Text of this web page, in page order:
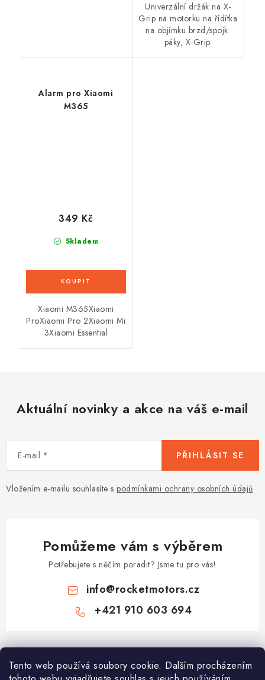
Tento web používá soubory cookie. Dalším procházením
Univerzální držák na X-
Grip na motorku na řídítka
na objímku brzd/spojk.
páky, X-Grip.
Alarm pro Xiaomi
M365
Skladem
349 Kč
Xiaomi M365Xiaomi
ProXiaomi Pro 2Xiaomi Mi
3Xiaomi Essential
Aktuální novinky a akce na váš e-mail
E-mail
Vložením e-mailu souhlasíte s podmínkami ochrany osobních údajů
PŘIHLÁSIT SE
Pomůžeme vám s výběrem
Potřebujete s něčím poradit? Jsme tu pro vás!
info@rocketmotors.cz
+421 910 603 694
Z
á
Najdete nás